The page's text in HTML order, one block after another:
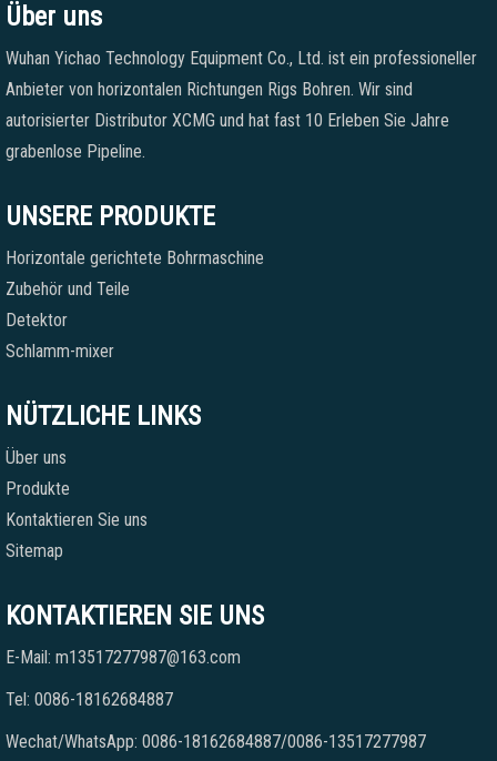
Über uns
Wuhan Yichao Technology Equipment Co., Ltd. ist ein professioneller
Anbieter von horizontalen Richtungen Rigs Bohren. Wir sind
autorisierter Distributor XCMG und hat fast 10 Erleben Sie Jahre
grabenlose Pipeline.
UNSERE PRODUKTE
Horizontale gerichtete Bohrmaschine
Zubehör und Teile
Detektor
Schlamm-mixer
NÜTZLICHE LINKS
Über uns
Produkte
Kontaktieren Sie uns
Sitemap
KONTAKTIEREN SIE UNS
E-Mail: m13517277987@163.com
Tel: 0086-18162684887
Wechat/WhatsApp: 0086-18162684887/0086-13517277987